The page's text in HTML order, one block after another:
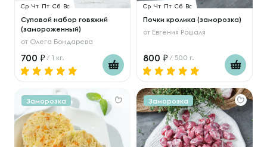
Ср Чт Пт Сб Вс
Суповой набор говяжий
(замороженный)
от Олега Бондарева
700 / 1 кг.
Ср Чт Пт Сб Вс
Почки кролика (заморозка)
от Евгения Рошаля
800 / 500 г.
Заморозка Заморозка